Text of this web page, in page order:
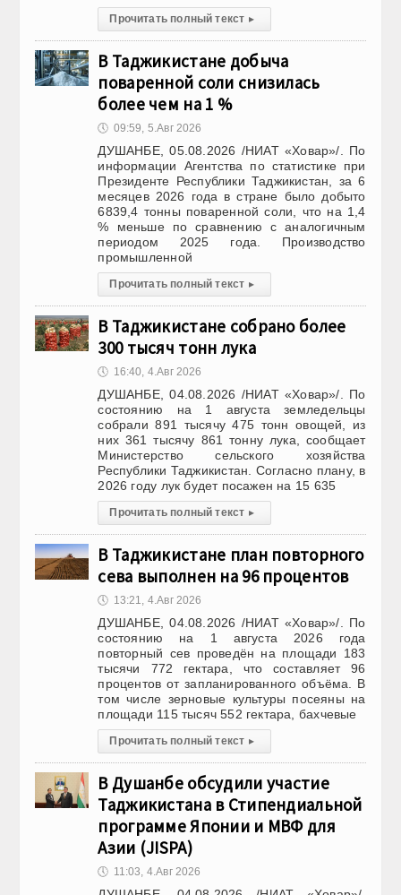
Прочитать полный текст ▸
В Таджикистане добыча
поваренной соли снизилась
более чем на 1 %
🕔 09:59, 5.Авг 2026
ДУШАНБЕ, 05.08.2026 /НИАТ «Ховар»/. По
информации Агентства по статистике при
Президенте Республики Таджикистан, за 6
месяцев 2026 года в стране было добыто
6839,4 тонны поваренной соли, что на 1,4
% меньше по сравнению с аналогичным
периодом 2025 года. Производство
промышленной
Прочитать полный текст ▸
В Таджикистане собрано более
300 тысяч тонн лука
🕔 16:40, 4.Авг 2026
ДУШАНБЕ, 04.08.2026 /НИАТ «Ховар»/. По
состоянию на 1 августа земледельцы
собрали 891 тысячу 475 тонн овощей, из
них 361 тысячу 861 тонну лука, сообщает
Министерство сельского хозяйства
Республики Таджикистан. Согласно плану, в
2026 году лук будет посажен на 15 635
Прочитать полный текст ▸
В Таджикистане план повторного
сева выполнен на 96 процентов
🕔 13:21, 4.Авг 2026
ДУШАНБЕ, 04.08.2026 /НИАТ «Ховар»/. По
состоянию на 1 августа 2026 года
повторный сев проведён на площади 183
тысячи 772 гектара, что составляет 96
процентов от запланированного объёма. В
том числе зерновые культуры посеяны на
площади 115 тысяч 552 гектара, бахчевые
Прочитать полный текст ▸
В Душанбе обсудили участие
Таджикистана в Стипендиальной
программе Японии и МВФ для
Азии (JISPA)
🕔 11:03, 4.Авг 2026